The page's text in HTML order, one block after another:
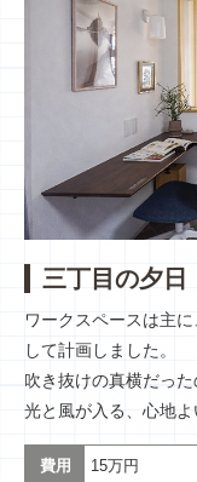
三丁目の夕日
ワークスペースは主
して計画しました。
吹き抜けの真横だっ
光と風が入る、心地よ
費用 15万円